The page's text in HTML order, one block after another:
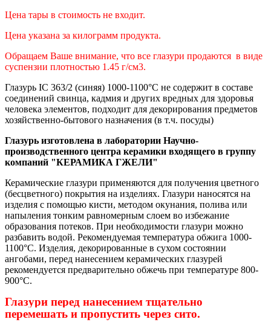
Цена тары в стоимость не входит.
Цена указана за килограмм продукта.
Обращаем Ваше внимание, что все глазури продаются в виде
суспензии плотностью 1.45 г/см3.
Глазурь IC 363/2 (синяя) 1000-1100°С не содержит в составе
соединений свинца, кадмия и других вредных для здоровья
человека элементов, подходит для декорирования предметов
хозяйственно-бытового назначения (в т.ч. посуды)
Глазурь изготовлена в лаборатории Научно-
производственного центра керамики входящего в группу
компаний "КЕРАМИКА ГЖЕЛИ"
Керамические глазури применяются для получения цветного
(бесцветного) покрытия на изделиях. Глазури наносятся на
изделия с помощью кисти, методом окунания, полива или
напыления тонким равномерным слоем во избежание
образования потеков. При необходимости глазури можно
разбавить водой. Рекомендуемая температура обжига 1000-
1100°С. Изделия, декорированные в сухом состоянии
ангобами, перед нанесением керамических глазурей
рекомендуется предварительно обжечь при температуре 800-
900°С.
Глазури перед нанесением тщательно
перемешать и пропустить через сито.